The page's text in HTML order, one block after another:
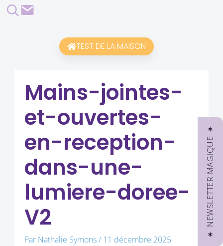
Rechercher
Contact
TEST DE LA MAISON
Mains-jointes-
et-ouvertes-
en-reception-
dans-une-
lumiere-doree-
V2
Par Nathalie Symons/ 11 décembre 2025
✶ NEWSLETTER MAGIQUE ✶